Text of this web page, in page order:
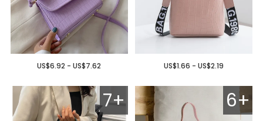
US$6.92 - US$7.62 US$1.66 - US$2.19
7+ 6+